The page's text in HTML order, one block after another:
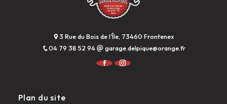
3 Rue du Bois de l'Île, 73460 Frontenex
04 79 38 52 94
garage.delpique@orange.fr
Plan du site